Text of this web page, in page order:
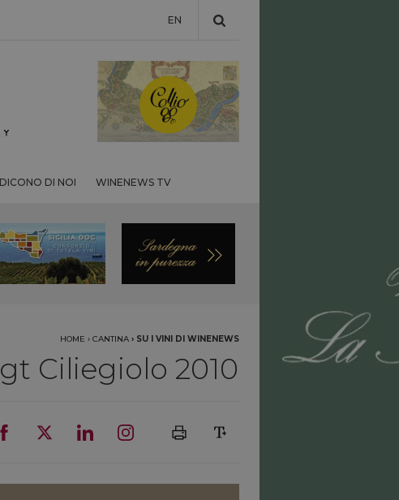
EN
DICONO DI NOI WINENEWS TV
HOME › CANTINA › SU I VINI DI WINENEWS
Ciliegiolo 2010